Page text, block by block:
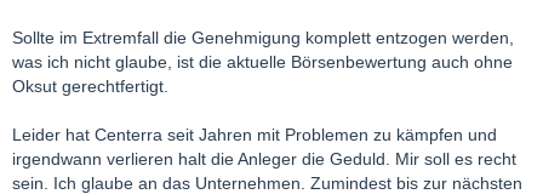
Sollte im Extremfall die Genehmigung komplett entzogen werden,
was ich nicht glaube, ist die aktuelle Börsenbewertung auch ohne
Oksut gerechtfertigt.
Leider hat Centerra seit Jahren mit Problemen zu kämpfen und
irgendwann verlieren halt die Anleger die Geduld. Mir soll es recht
sein. Ich glaube an das Unternehmen. Zumindest bis zur nächsten